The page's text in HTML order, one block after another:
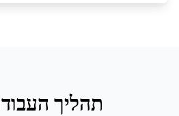
תהליך